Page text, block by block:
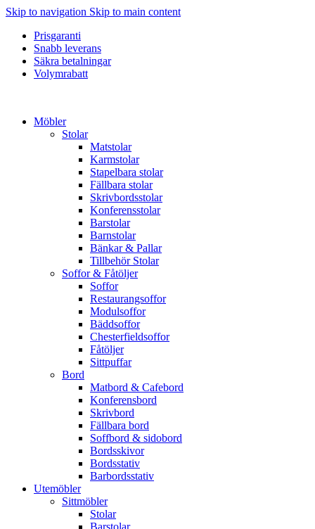
Skip to navigation Skip to main content
Prisgaranti
Snabb leverans
Säkra betalningar
Volymrabatt
Möbler
Stolar
Matstolar
Karmstolar
Stapelbara stolar
Fällbara stolar
Skrivbordsstolar
Konferensstolar
Barstolar
Barnstolar
Bänkar & Pallar
Tillbehör Stolar
Soffor & Fåtöljer
Soffor
Restaurangsoffor
Modulsoffor
Bäddsoffor
Chesterfieldsoffor
Fåtöljer
Sittpuffar
Bord
Matbord & Cafebord
Konferensbord
Skrivbord
Fällbara bord
Soffbord & sidobord
Bordsskivor
Bordsstativ
Barbordsstativ
Utemöbler
Sittmöbler
Stolar
Barstolar